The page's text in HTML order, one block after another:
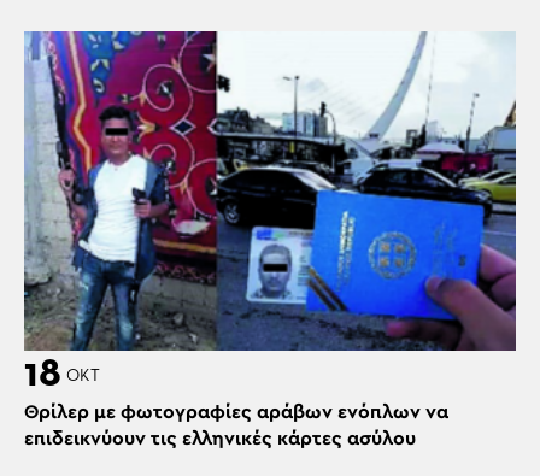
18 ΟΚΤ
Θρίλερ με φωτογραφίες αράβων ενόπλων να
επιδεικνύουν τις ελληνικές κάρτες ασύλου